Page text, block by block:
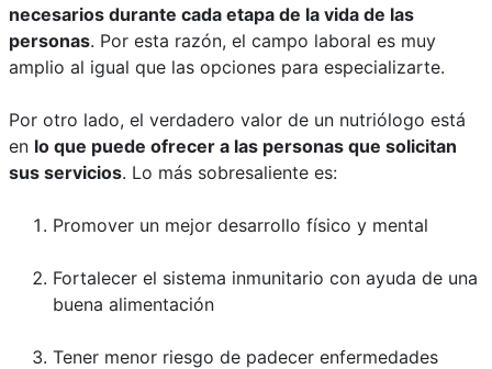
necesarios durante cada etapa de la vida de las
personas. Por esta razón, el campo laboral es muy
amplio al igual que las opciones para especializarte.
Por otro lado, el verdadero valor de un nutriólogo está
en lo que puede ofrecer a las personas que solicitan
sus servicios. Lo más sobresaliente es:
Promover un mejor desarrollo físico y mental
Fortalecer el sistema inmunitario con ayuda de una
buena alimentación
Tener menor riesgo de padecer enfermedades